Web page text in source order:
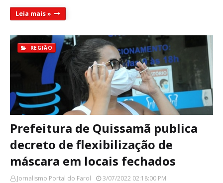
Leia mais »
REGIÃO
Prefeitura de Quissamã publica
decreto de flexibilização de
máscara em locais fechados
Jornalismo Portal do Farol 3/07/2022 02:18:00 PM